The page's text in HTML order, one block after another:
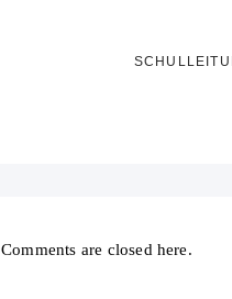
Comments are closed here.